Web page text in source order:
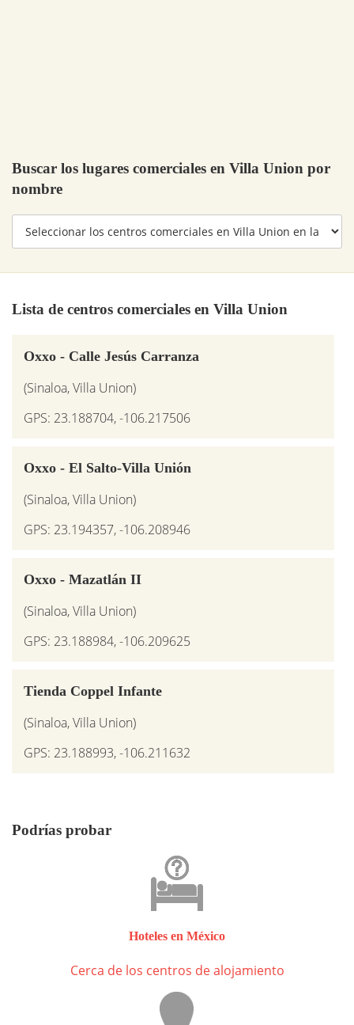
Buscar los lugares comerciales en Villa Union por
nombre
Lista de centros comerciales en Villa Union
Oxxo - Calle Jesús Carranza
(Sinaloa, Villa Union)
GPS: 23.188704, -106.217506
Oxxo - El Salto-Villa Unión
(Sinaloa, Villa Union)
GPS: 23.194357, -106.208946
Oxxo - Mazatlán II
(Sinaloa, Villa Union)
GPS: 23.188984, -106.209625
Tienda Coppel Infante
(Sinaloa, Villa Union)
GPS: 23.188993, -106.211632
Podrías probar
Hoteles en México
Cerca de los centros de alojamiento